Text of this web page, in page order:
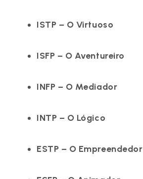
ISTP – O Virtuoso
ISFP – O Aventureiro
INFP – O Mediador
INTP – O Lógico
ESTP – O Empreendedor